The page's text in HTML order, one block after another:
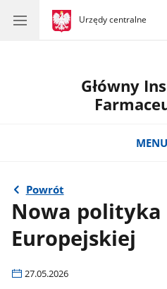
gov.pl
Urzędy centralne
gov.pl
Urzędy
Główny
MENU
Powrót
Nowa
Europejskiej
27.05.2026